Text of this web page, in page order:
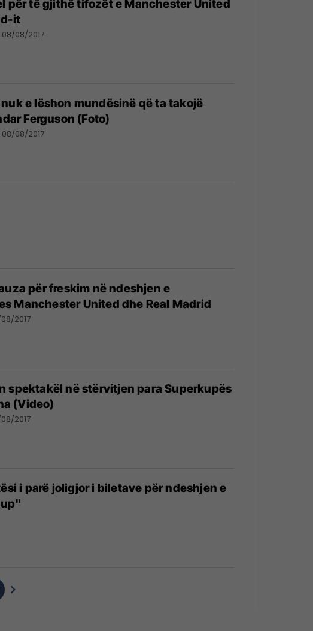
për të gjithë tifozët e Manchester United
it
08/08/2017
e lëshon mundësinë që ta takojë
Ferguson (Foto)
08/08/2017
për freskim në ndeshjen e
Manchester United dhe Real Madrid
2017
spektakël në stërvitjen para Superkupës
(Video)
2017
i parë joligjor i biletave për ndeshjen e